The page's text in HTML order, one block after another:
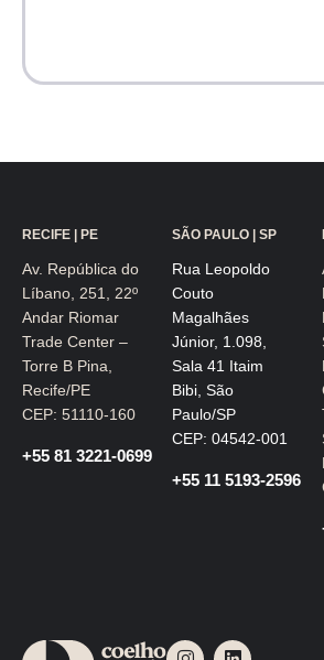
RECIFE | PE
Av. República do
Líbano, 251, 22º
Andar Riomar
Trade Center –
Torre B Pina,
Recife/PE
CEP: 51110-160
+55 81 3221-0699
SÃO PAULO | SP
Rua Leopoldo
Couto
Magalhães
Júnior, 1.098,
Sala 41 Itaim
Bibi, São
Paulo/SP
CEP: 04542-001
+55 11 5193-2596
I
L